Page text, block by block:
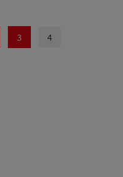
3 4